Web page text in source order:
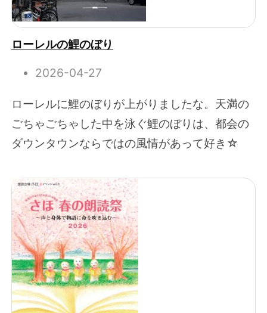
ローレルの鯉のぼり
2026-04-27
ローレルに鯉のぼりが上がりましたな。天満の
ごちゃごちゃした中を泳ぐ鯉のぼりは、都会の
ダウンタウンならではの風情があって好き☆